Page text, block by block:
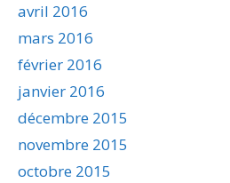
avril 2016
mars 2016
février 2016
janvier 2016
décembre 2015
novembre 2015
octobre 2015